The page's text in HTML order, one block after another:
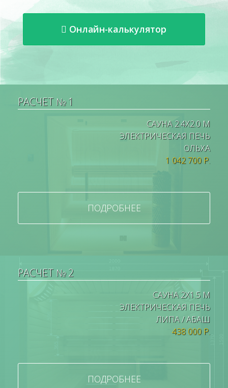
Онлайн-калькулятор
РАСЧЕТ № 1
САУНА 2.4X2.0 М
ЭЛЕКТРИЧЕСКАЯ ПЕЧЬ
ОЛЬХА
1 042 700 Р.
ПОДРОБНЕЕ
РАСЧЕТ № 2
САУНА 2Х1.5 М
ЭЛЕКТРИЧЕСКАЯ ПЕЧЬ
ЛИПА / АБАШ
438 000 Р.
ПОДРОБНЕЕ